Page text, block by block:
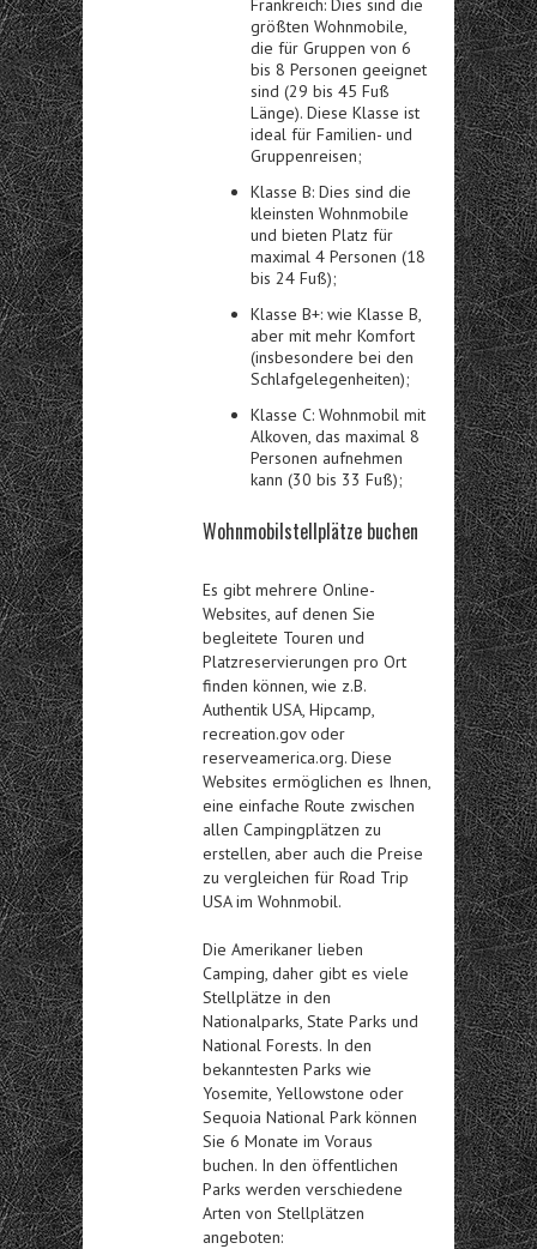
Frankreich: Dies sind die
größten Wohnmobile,
die für Gruppen von 6
bis 8 Personen geeignet
sind (29 bis 45 Fuß
Länge). Diese Klasse ist
ideal für Familien- und
Gruppenreisen;
Klasse B: Dies sind die
kleinsten Wohnmobile
und bieten Platz für
maximal 4 Personen (18
bis 24 Fuß);
Klasse B+: wie Klasse B,
aber mit mehr Komfort
(insbesondere bei den
Schlafgelegenheiten);
Klasse C: Wohnmobil mit
Alkoven, das maximal 8
Personen aufnehmen
kann (30 bis 33 Fuß);
Wohnmobilstellplätze buchen
Es gibt mehrere Online-
Websites, auf denen Sie
begleitete Touren und
Platzreservierungen pro Ort
finden können, wie z.B.
Authentik USA, Hipcamp,
recreation.gov oder
reserveamerica.org. Diese
Websites ermöglichen es Ihnen,
eine einfache Route zwischen
allen Campingplätzen zu
erstellen, aber auch die Preise
zu vergleichen für Road Trip
USA im Wohnmobil.
Die Amerikaner lieben
Camping, daher gibt es viele
Stellplätze in den
Nationalparks, State Parks und
National Forests. In den
bekanntesten Parks wie
Yosemite, Yellowstone oder
Sequoia National Park können
Sie 6 Monate im Voraus
buchen. In den öffentlichen
Parks werden verschiedene
Arten von Stellplätzen
angeboten: